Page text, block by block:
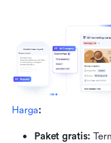
Harga:
Paket gratis: